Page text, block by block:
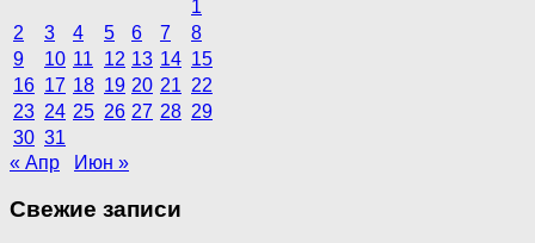
1
2
3 4 5 6 7
8
9
10 11 12 13 14 15
16 17 18 19 20 21 22
23 24 25 26 27 28 29
30 31
« Апр
Июн »
Свежие записи